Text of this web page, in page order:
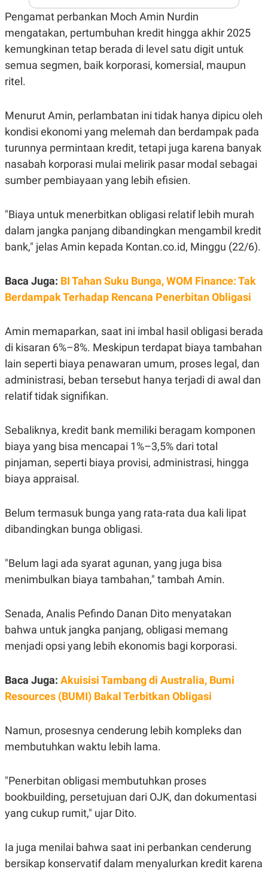
S
K
E
E
N
T
E
N
V
E
L
E
S
T
R
KANAL
P
A
D
A
I
G
S
K
O
N
T
A
N
T
L
I
P
S
U
S
JARINGAN
O
A
N
A
D
E
M
R
S
E
S
E
A
G
N
N
T
A
K
I
E
A
M
E
N
A
E
R
V
R
T
I
N
Pengamat perbankan Moch Amin Nurdin
mengatakan, pertumbuhan kredit hingga akhir 2025
kemungkinan tetap berada di level satu digit untuk
semua segmen, baik korporasi, komersial, maupun
ritel.
Menurut Amin, perlambatan ini tidak hanya dipicu oleh
kondisi ekonomi yang melemah dan berdampak pada
turunnya permintaan kredit, tetapi juga karena banyak
nasabah korporasi mulai melirik pasar modal sebagai
sumber pembiayaan yang lebih efisien.
"Biaya untuk menerbitkan obligasi relatif lebih murah
dalam jangka panjang dibandingkan mengambil kredit
bank," jelas Amin kepada Kontan.co.id, Minggu (22/6).
Baca Juga: BI Tahan Suku Bunga, WOM Finance: Tak
Berdampak Terhadap Rencana Penerbitan Obligasi
Amin memaparkan, saat ini imbal hasil obligasi berada
di kisaran 6%–8%. Meskipun terdapat biaya tambahan
lain seperti biaya penawaran umum, proses legal, dan
administrasi, beban tersebut hanya terjadi di awal dan
relatif tidak signifikan.
Sebaliknya, kredit bank memiliki beragam komponen
biaya yang bisa mencapai 1%–3,5% dari total
pinjaman, seperti biaya provisi, administrasi, hingga
biaya appraisal.
Belum termasuk bunga yang rata-rata dua kali lipat
dibandingkan bunga obligasi.
"Belum lagi ada syarat agunan, yang juga bisa
menimbulkan biaya tambahan," tambah Amin.
Senada, Analis Pefindo Danan Dito menyatakan
bahwa untuk jangka panjang, obligasi memang
menjadi opsi yang lebih ekonomis bagi korporasi.
Baca Juga: Akuisisi Tambang di Australia, Bumi
Resources (BUMI) Bakal Terbitkan Obligasi
Namun, prosesnya cenderung lebih kompleks dan
membutuhkan waktu lebih lama.
"Penerbitan obligasi membutuhkan proses
bookbuilding, persetujuan dari OJK, dan dokumentasi
yang cukup rumit," ujar Dito.
Ia juga menilai bahwa saat ini perbankan cenderung
bersikap konservatif dalam menyalurkan kredit karena